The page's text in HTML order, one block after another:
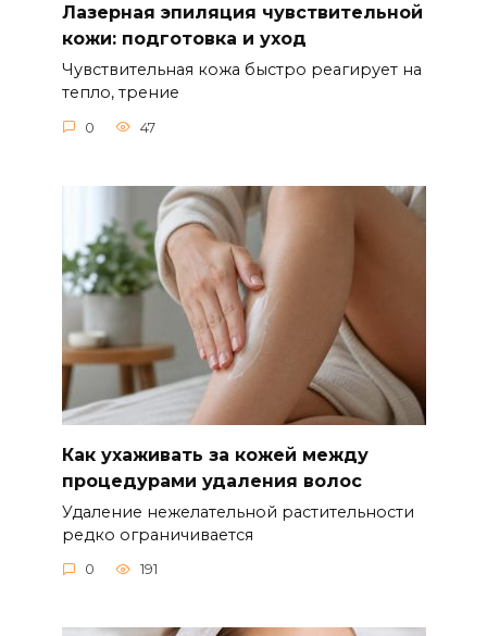
Лазерная эпиляция чувствительной
кожи: подготовка и уход
Чувствительная кожа быстро реагирует на
тепло, трение
0 47
Как ухаживать за кожей между
процедурами удаления волос
Удаление нежелательной растительности
редко ограничивается
0 191